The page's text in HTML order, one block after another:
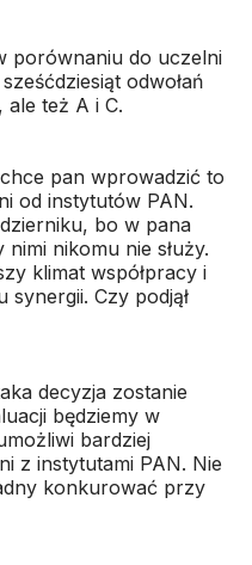
porównaniu do uczelni
odwołań
też A i C.
pan wprowadzić to
od instytutów PAN.
bo w pana
nikomu nie służy.
klimat współpracy i
synergii. Czy podjął
decyzja zostanie
będziemy w
bardziej
z instytutami PAN. Nie
konkurować przy